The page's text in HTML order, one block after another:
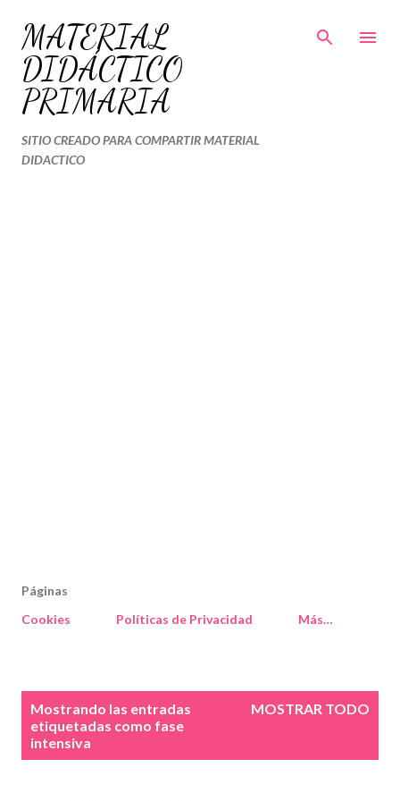
Ir al contenido principal
MATERIAL
DIDÁCTICO
PRIMARIA
SITIO CREADO PARA COMPARTIR MATERIAL
DIDACTICO
Páginas
Cookies
Políticas de Privacidad Más…
Mostrando las entradas
etiquetadas como fase
intensiva
MOSTRAR TODO